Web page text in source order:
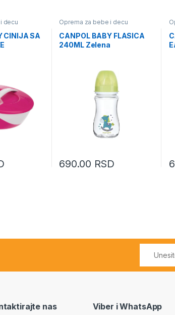
decu
CINIJA SA
Oprema za bebe i decu
CANPOL BABY FLASICA
240ML Zelena
690.00 RSD
nas Viber i WhatsApp